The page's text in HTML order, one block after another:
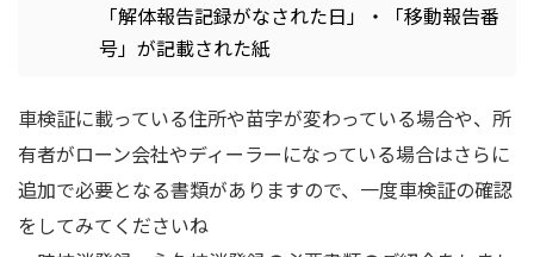
「解体報告記録がなされた日」・「移動報告番
号」が記載された紙
車検証に載っている住所や苗字が変わっている場合や、所
有者がローン会社やディーラーになっている場合はさらに
追加で必要となる書類がありますので、一度車検証の確認
をしてみてくださいね